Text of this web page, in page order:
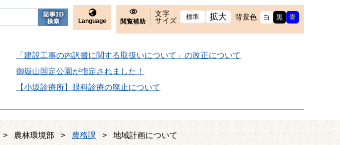
Language 閲覧補助
文字
サイズ
標準 拡大 背景色 白 黒 青
「建設工事の内訳書に関する取扱いについて」の改正について
御嶽山国定公園が指定されました！
【小坂診療所】眼科診療の廃止について
> 農林環境部 > 農務課 > 地域計画について